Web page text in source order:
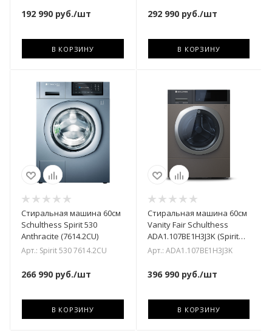
192 990 руб./шт
В КОРЗИНУ
292 990руб./шт
В КОРЗИНУ
Стиральная машина 60см
Schulthess Spirit 530
Anthracite (7614.2CU)
Арт.: Spirit 530 7614.2CU
266 990 руб./шт
В КОРЗИНУ
Стиральная машина 60см
Vanity Fair Schulthess
ADA1.107BE1H3J3K (Spirit
540)
Арт.: ADA1.107BE1H3J3K
396 990руб./шт
В КОРЗИНУ